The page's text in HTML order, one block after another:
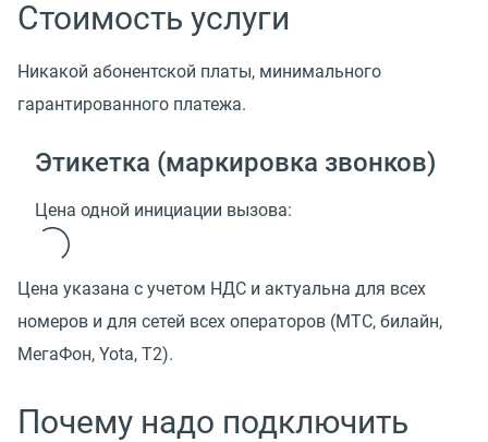
Стоимость услуги
Никакой абонентской платы, минимального
гарантированного платежа.
Этикетка (маркировка звонков)
Цена одной инициации вызова:
Цена указана с учетом НДС и актуальна для всех
номеров и для сетей всех операторов (МТС, билайн,
МегаФон, Yota, T2).
Почему надо подключить